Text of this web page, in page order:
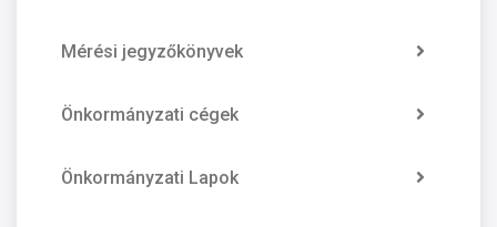
Mérési jegyzőkönyvek
Önkormányzati cégek
Önkormányzati Lapok